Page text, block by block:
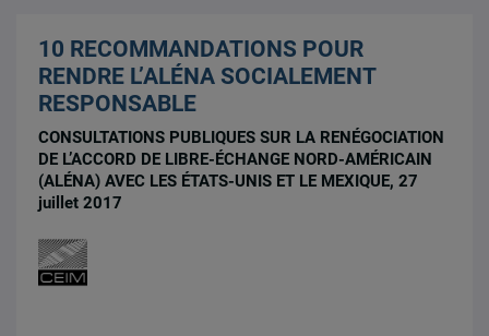
10 RECOMMANDATIONS POUR
RENDRE L’ALÉNA SOCIALEMENT
RESPONSABLE
CONSULTATIONS PUBLIQUES SUR LA RENÉGOCIATION
DE L’ACCORD DE LIBRE-ÉCHANGE NORD-AMÉRICAIN
(ALÉNA) AVEC LES ÉTATS-UNIS ET LE MEXIQUE, 27
juillet 2017